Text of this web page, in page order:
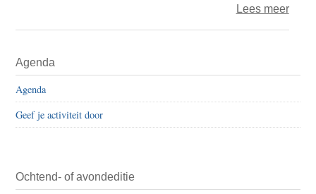
Lees meerover
Sidebar
Agenda
Agenda
Geef je activiteit door
Ochtend- of avondeditie